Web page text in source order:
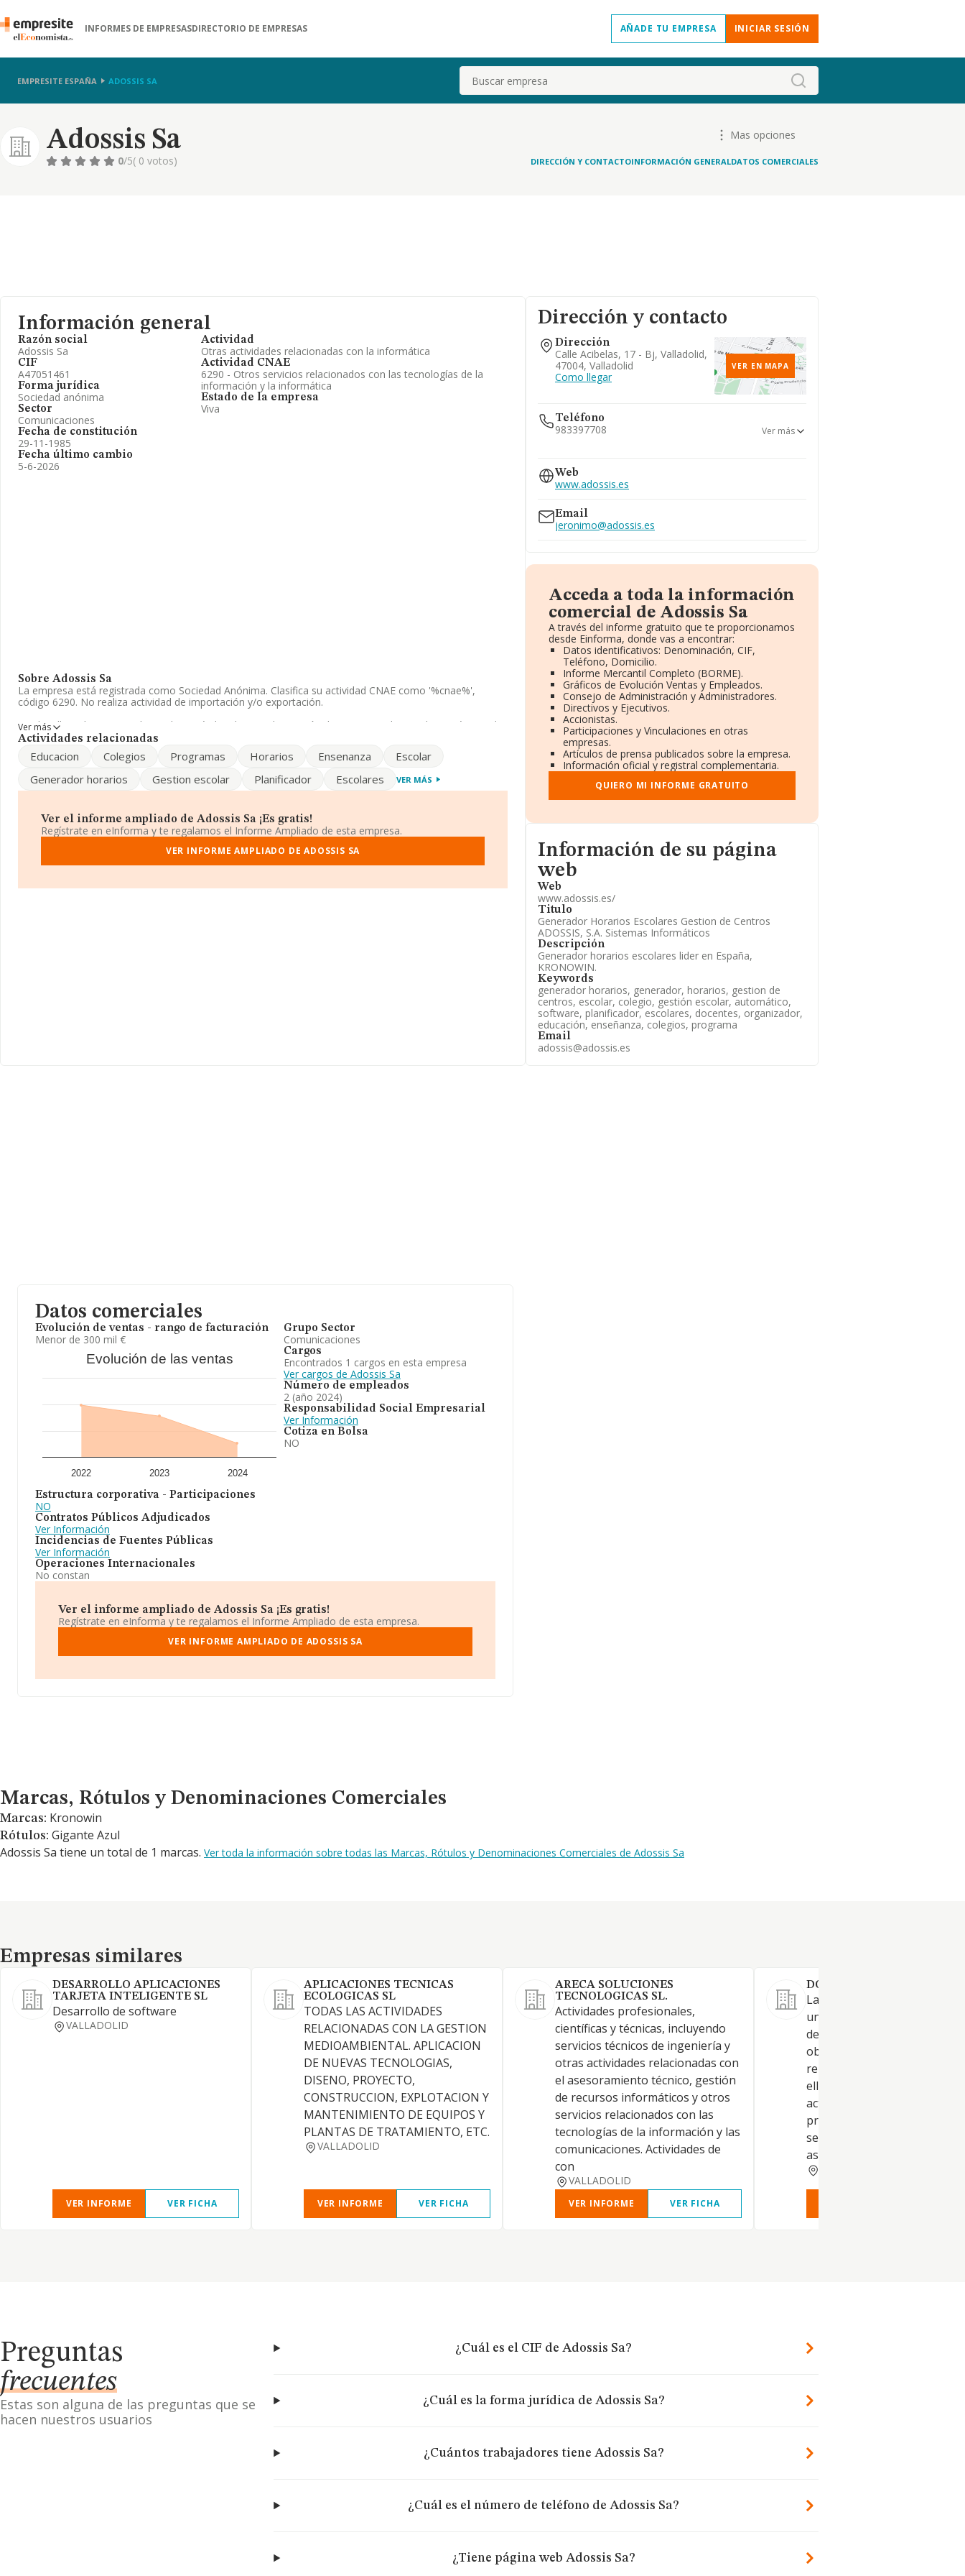
INFORMES DE EMPRESASDIRECTORIO DE EMPRESAS AÑADE TU EMPRESA INICIAR SESIÓN
EMPRESITE ESPAÑA ADOSSIS SA Buscar
Adossis Sa
Mas opciones
0/5( 0 votos) DIRECCIÓN Y CONTACTOINFORMACIÓN GENERALDATOS COMERCIALES
Información general
Razón social
Adossis Sa
CIF
A47051461
Forma jurídica
Sociedad anónima
Sector
Comunicaciones
Fecha de constitución
29-11-1985
Fecha último cambio
5-6-2026
Actividad
Otras actividades relacionadas con la informática
Actividad CNAE
6290 - Otros servicios relacionados con las tecnologías de la
información y la informática
Estado de la empresa
Viva
Sobre Adossis Sa
La empresa está registrada como Sociedad Anónima. Clasifica su actividad CNAE como '%cnae%',
código 6290. No realiza actividad de importación y/o exportación.
La plantilla se ha mantenido igual y según los datos a disposición de INFORMA, ha tenido un número de
empleados por debajo de la media de sector.
Es posible ponerse en contacto con la empresa a través del teléfono 983397708 y la dirección de correo
La compañíaAdossis S.A, con NIF A47051461, tiene su domicilio social establecido en Calle Acibelas
En relación con el sector y disponiendo de los datos de hasta 18.173 empresas, la facturación en el
ámbito nacional alcanza los 23.607 millones de euros y la media entre todas las compañías es de 1
millón de euros de ventas en 2024. Respecto a la información de la provincia (hablamos de Valladolid),
en la base de datos INFORMA constan 131 empresas, cuyas ventas han obtenido los 43 millones de
empleados de media son 10.
Ver más
Actividades relacionadas
Educacion Colegios Programas Horarios Ensenanza
Escolar
Generador horarios
Gestion escolar Planificador Escolares VER MÁS
Ver el informe ampliado de Adossis Sa ¡Es gratis!
Regístrate en eInforma y te regalamos el Informe Ampliado de esta empresa.
VER INFORME AMPLIADO DE ADOSSIS SA
Dirección y contacto
Dirección
Calle Acibelas, 17 - Bj, Valladolid,
47004, Valladolid
Como llegar
VER EN MAPA
Teléfono
983397708
983391307
Ver más
Web
www.adossis.es
Email
jeronimo@adossis.es
Acceda a toda la información
comercial de Adossis Sa
A través del informe gratuito que te proporcionamos
desde Einforma, donde vas a encontrar:
Datos identificativos: Denominación, CIF,
Teléfono, Domicilio.
Informe Mercantil Completo (BORME).
Gráficos de Evolución Ventas y Empleados.
Consejo de Administración y Administradores.
Directivos y Ejecutivos.
Accionistas.
Participaciones y Vinculaciones en otras
empresas.
Artículos de prensa publicados sobre la empresa.
Información oficial y registral complementaria.
QUIERO MI INFORME GRATUITO
Informacion de su página web
Información de su página
web
Web
www.adossis.es/
Titulo
Generador Horarios Escolares Gestion de Centros
ADOSSIS, S.A. Sistemas Informáticos
Descripción
Generador horarios escolares lider en España,
KRONOWIN.
Keywords
generador horarios, generador, horarios, gestion de
centros, escolar, colegio, gestión escolar, automático,
software, planificador, escolares, docentes, organizador,
educación, enseñanza, colegios, programa
Email
adossis@adossis.es
Datos comerciales
Evolución de ventas - rango de facturación
Menor de 300 mil €
Evolución de las ventas
2022 2023 2024
Estructura corporativa - Participaciones
NO
Contratos Públicos Adjudicados
Ver Información
Incidencias de Fuentes Públicas
Ver Información
Operaciones Internacionales
No constan
Grupo Sector
Comunicaciones
Cargos
Encontrados 1 cargos en esta empresa
Ver cargos de Adossis Sa
Número de empleados
2 (año 2024)
Responsabilidad Social Empresarial
Ver Información
Cotiza en Bolsa
NO
Ver el informe ampliado de Adossis Sa ¡Es gratis!
Regístrate en eInforma y te regalamos el Informe Ampliado de esta empresa.
VER INFORME AMPLIADO DE ADOSSIS SA
Marcas, Rótulos y Denominaciones Comerciales
Marcas, Rótulos y Denominaciones Comerciales
Marcas: Kronowin
Rótulos: Gigante Azul
Adossis Sa tiene un total de 1 marcas. Ver toda la información sobre todas las Marcas, Rótulos y Denominaciones Comerciales de Adossis Sa
Empresas similares
Empresas similares
DESARROLLO APLICACIONES
TARJETA INTELIGENTE SL
Desarrollo de software
VALLADOLID
VER INFORME VER FICHA
APLICACIONES TECNICAS
ECOLOGICAS SL
TODAS LAS ACTIVIDADES
RELACIONADAS CON LA GESTION
MEDIOAMBIENTAL. APLICACION
DE NUEVAS TECNOLOGIAS,
DISENO, PROYECTO,
CONSTRUCCION, EXPLOTACION Y
MANTENIMIENTO DE EQUIPOS Y
PLANTAS DE TRATAMIENTO, ETC.
VALLADOLID
VER INFORME VER FICHA
ARECA SOLUCIONES
TECNOLOGICAS SL.
Actividades profesionales,
científicas y técnicas, incluyendo
servicios técnicos de ingeniería y
otras actividades relacionadas con
el asesoramiento técnico, gestión
de recursos informáticos y otros
servicios relacionados con las
tecnologías de la información y las
comunicaciones. Actividades de
con
VALLADOLID
VER INFORME VER FICHA
DOMUS ARTEMIA SL.
La Sociedad se constituye
una sociedad de medios,
de las actividades que
objeto social, y a
relacionan, en cuanto a las
ellas fueran propias de una
actividad profesional: La
prestación de todo tipo de
servicios de consultoría,
asesoramiento, asistenci
Preguntas
frecuentes
Estas son alguna de las preguntas que se
hacen nuestros usuarios
¿Cuál es el CIF de Adossis Sa?
¿Cuál es la forma jurídica de Adossis Sa?
¿Cuántos trabajadores tiene Adossis Sa?
¿Cuál es el número de teléfono de Adossis Sa?
¿Tiene página web Adossis Sa?